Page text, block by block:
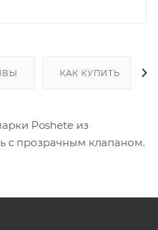
КАК КУПИТЬ
Poshete из
кожи. Модель с прозрачным клапаном.